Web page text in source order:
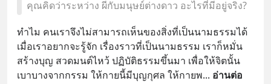
คุณคิดว่าระหว่าง ผีกับมนุษย์ต่างดาว อะไรที่มีอยู่จริง?
ทำไม คนเราจึงไม่สามารถเห็นของสิ่งที่เป็นนามธรรมได้
เมื่อเราอยากจะรู้จัก เรื่องราวที่เป็นนามธรรม เราก็หมั่น
สร้างบุญ สวดมนต์ไหว้ ปฏิบัติธรรมขึ้นมา เพื่อให้จิตนั้น
เบาบางจากกรรม ให้กายนี้มีบุญกุศล ให้กายพ... อ่านต่อ